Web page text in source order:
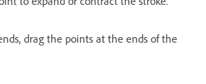
drag the points at the ends of the